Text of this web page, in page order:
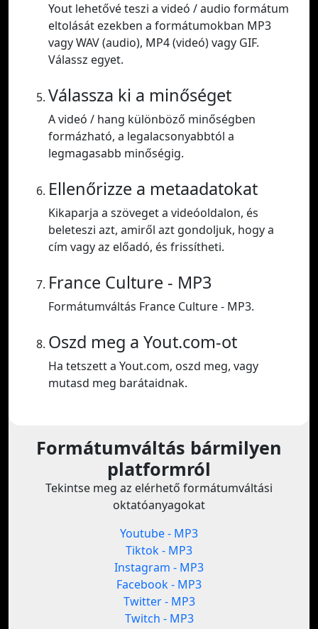
Yout lehetővé teszi a videó / audio formátum
eltolását ezekben a formátumokban MP3
vagy WAV (audio), MP4 (videó) vagy GIF.
Válassz egyet.
Válassza ki a minőséget
A videó / hang különböző minőségben
formázható, a legalacsonyabbtól a
legmagasabb minőségig.
Ellenőrizze a metaadatokat
Kikaparja a szöveget a videóoldalon, és
beleteszi azt, amiről azt gondoljuk, hogy a
cím vagy az előadó, és frissítheti.
France Culture - MP3
Formátumváltás France Culture - MP3.
Oszd meg a Yout.com-ot
Ha tetszett a Yout.com, oszd meg, vagy
mutasd meg barátaidnak.
Formátumváltás bármilyen
platformról
Tekintse meg az elérhető formátumváltási
oktatóanyagokat
Youtube - MP3
Tiktok - MP3
Instagram - MP3
Facebook - MP3
Twitter - MP3
Twitch - MP3